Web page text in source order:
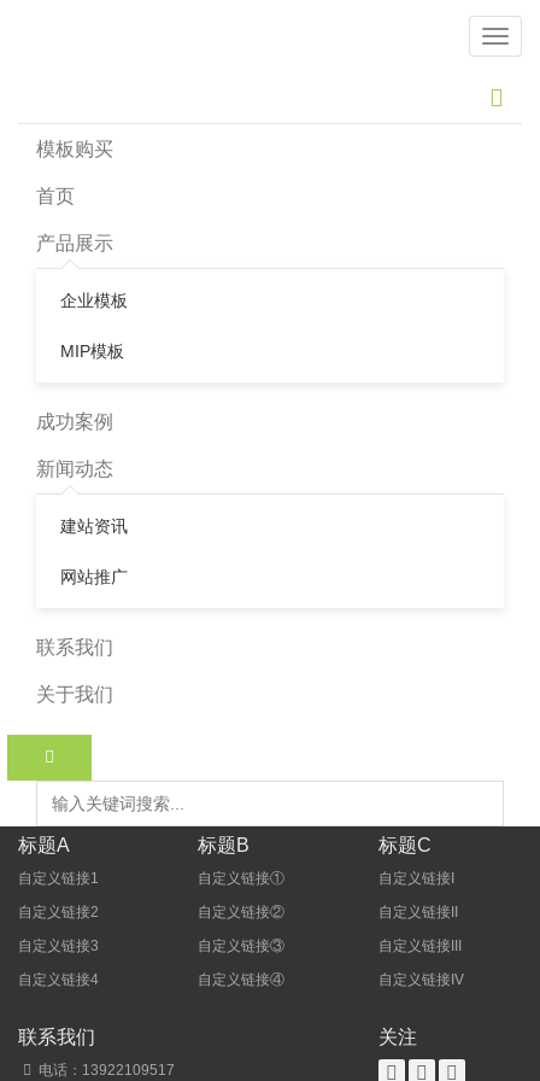
导
模板购买
首页
产品展示
企业模板
MIP模板
成功案例
新闻动态
建站资讯
网站推广
联系我们
关于我们
搜索
网站推广
网站推广
网站跳出率意味着在用户离开你的网站的几率，有些用户直接
他指标的重要性，这对网站运营非常不利。如何运用搜索引擎
不好？答案：是的，但并不总是！这完全取决于网站的目的。
快的浏览完，因此他们可能会很快地离开页面。如果该网站允
弹率。在这里，跳出率中用户扮演了一个非常小的一部分。相
反，如果你在某...
标题A
自定义链接1
自定义链接2
自定义链接3
自定义链接4
标题B
自定义链接①
自定义链接②
自定义链接③
自定义链接④
标题C
自定义链接I
自定义链接II
自定义链接III
自定义链接IV
联系我们
电话：13922109517
关注